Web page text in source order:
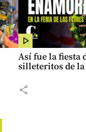
Así fue la fiesta
silleteritos de
share